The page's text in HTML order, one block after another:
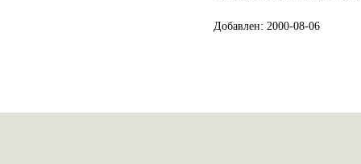
Добавлен: 2000-08-06